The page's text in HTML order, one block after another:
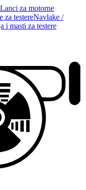
Lanci za motorne
za testereNavlake /
i masti za testere